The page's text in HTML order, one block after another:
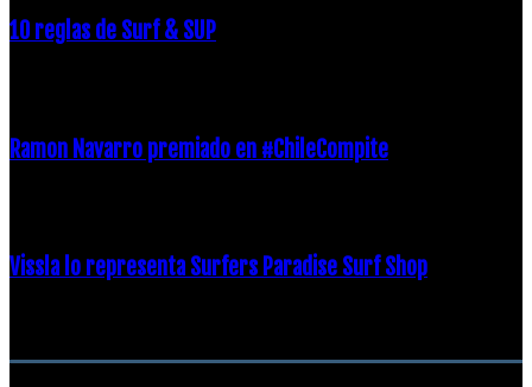
10 reglas de Surf & SUP
Ramon Navarro premiado en #ChileCompite
Vissla lo representa Surfers Paradise Surf Shop